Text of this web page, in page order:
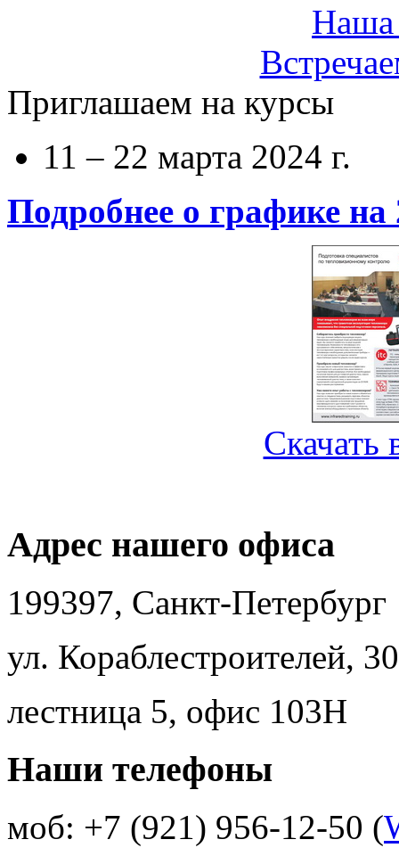
Наша
Приглашаем на курсы
11 – 22 марта 2024 г.
Подробнее о графике
Скачать
Адрес нашего офиса
199397, Санкт-Петербург
ул. Кораблестроителей, 30
лестница 5, офис 103Н
Наши телефоны
моб: +7 (921) 956-12-50 (